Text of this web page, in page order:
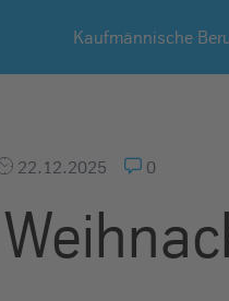
Kaufmännische
22.12.2025 0